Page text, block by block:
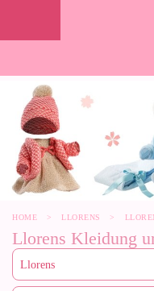
HOME > LLORENS >
Llorens Kleidung